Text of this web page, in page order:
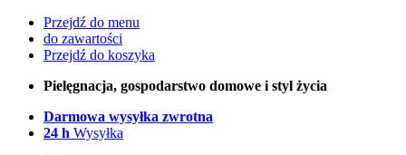
Przejdź do menu
do zawartości
Przejdź do koszyka
Pielęgnacja, gospodarstwo domowe i styl życia
Darmowa wysyłka zwrotna
24 h Wysyłka